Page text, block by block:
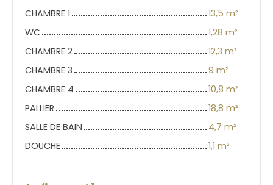
CHAMBRE 1
13,5 m²
WC
1,28 m²
CHAMBRE 2
12,3 m²
CHAMBRE 3
9 m²
CHAMBRE 4
10,8 m²
PALLIER
18,8 m²
SALLE DE BAIN
4,7 m²
DOUCHE
1,1 m²